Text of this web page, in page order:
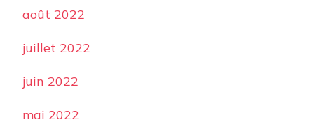
août 2022
juillet 2022
juin 2022
mai 2022